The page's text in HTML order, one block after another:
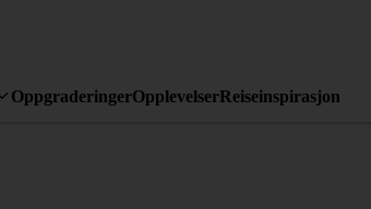
OppgraderingerOpplevelserReiseinspirasjon